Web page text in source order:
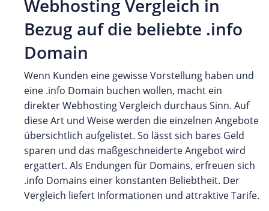
Webhosting Vergleich in
Bezug auf die beliebte .info
Domain
Wenn Kunden eine gewisse Vorstellung haben und
eine .info Domain buchen wollen, macht ein
direkter Webhosting Vergleich durchaus Sinn. Auf
diese Art und Weise werden die einzelnen Angebote
übersichtlich aufgelistet. So lässt sich bares Geld
sparen und das maßgeschneiderte Angebot wird
ergattert. Als Endungen für Domains, erfreuen sich
.info Domains einer konstanten Beliebtheit. Der
Vergleich liefert Informationen und attraktive Tarife.